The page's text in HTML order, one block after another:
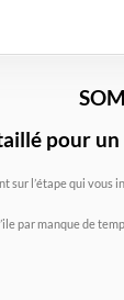
pourun
sur l’étape qui
par manque de